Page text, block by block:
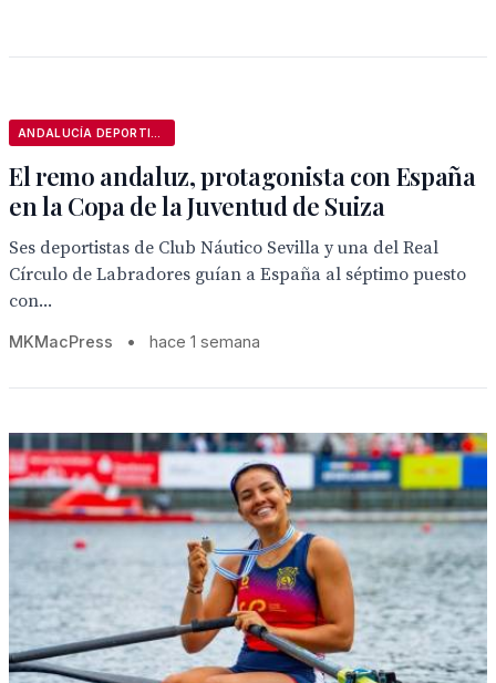
El remo andaluz, protagonista con España
en la Copa de la Juventud de Suiza
Ses deportistas de Club Náutico Sevilla y una del Real
Círculo de Labradores guían a España al séptimo puesto
con...
MKMacPress • hace 1 semana